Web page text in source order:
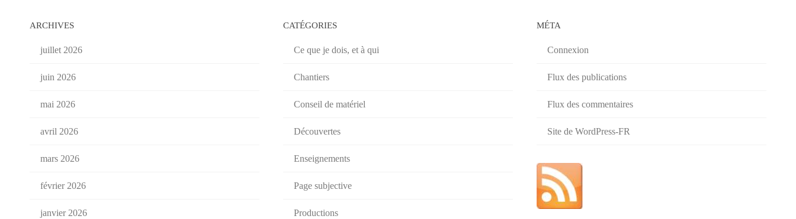
ARCHIVES
juillet 2026
juin 2026
mai 2026
avril 2026
mars 2026
février 2026
janvier 2026
CATÉGORIES
Ce que je dois, et à qui
Chantiers
Conseil de matériel
Découvertes
Enseignements
Page subjective
Productions
MÉTA
Connexion
Flux des publications
Flux des commentaires
Site de WordPress-FR